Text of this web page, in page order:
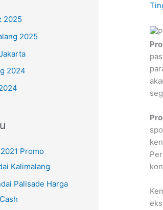
2025
2025
2024
2021 Promo
Kalimalang
Palisade Harga